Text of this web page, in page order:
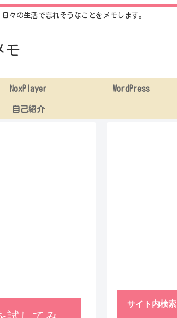
々の生活で忘れそうなことをメモします。
モ
NoxPlayer WordPress
自己紹介
サイト内検索